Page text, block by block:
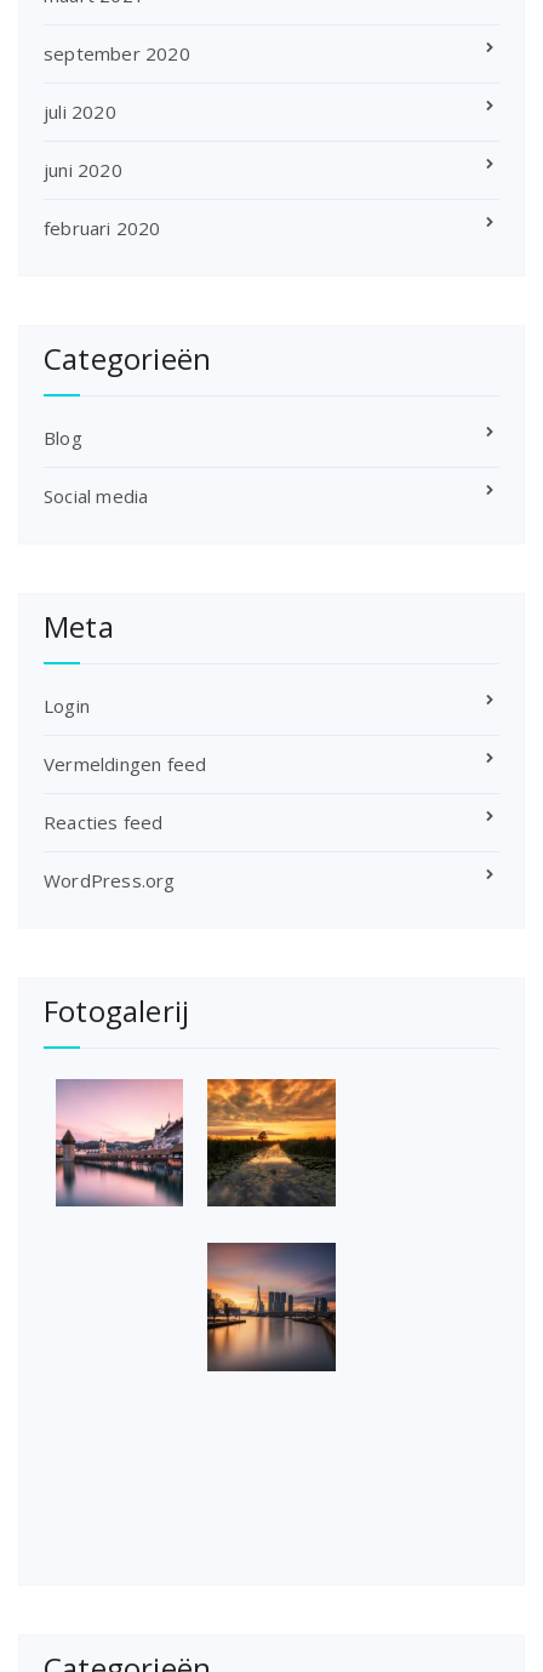
september 2020
juli 2020
juni 2020
februari 2020
Categorieën
Blog
Social media
Meta
Login
Vermeldingen feed
Reacties feed
WordPress.org
Fotogalerij